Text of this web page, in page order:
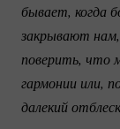
бывает, когда
закрывают
поверить, что
гармонии или,
далекий отблеск